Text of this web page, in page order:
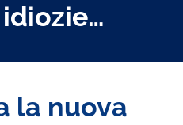
la nuova